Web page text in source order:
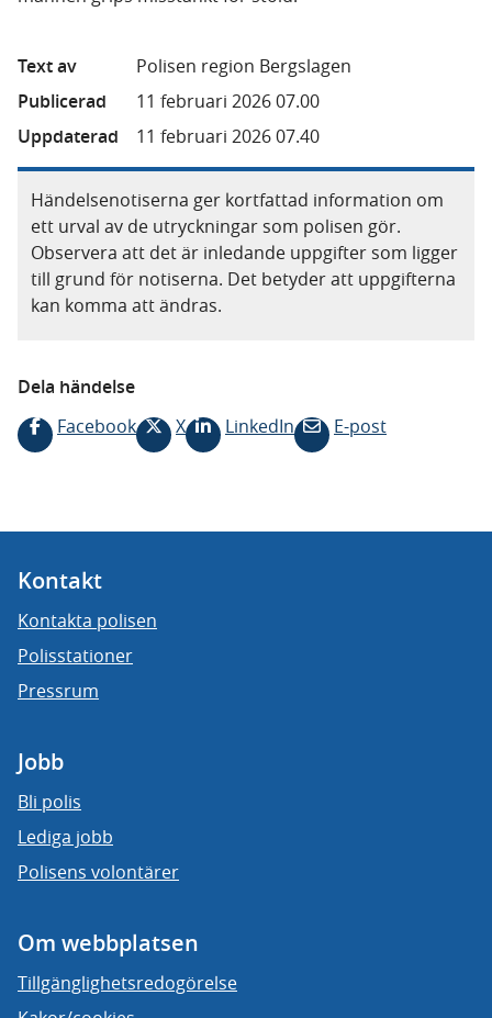
Text av
Polisen region Bergslagen
Publicerad
11 februari 2026 07.00
Uppdaterad
11 februari 2026 07.40
Händelsenotiserna ger kortfattad information om
ett urval av de utryckningar som polisen gör.
Observera att det är inledande uppgifter som ligger
till grund för notiserna. Det betyder att uppgifterna
kan komma att ändras.
Dela händelse
Facebook
X LinkedIn E-post
Kontakt
Kontakta polisen
Polisstationer
Pressrum
Jobb
Bli polis
Lediga jobb
Polisens volontärer
Om webbplatsen
Tillgänglighetsredogörelse